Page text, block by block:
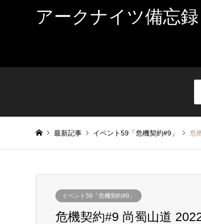
アークナイツ備忘録
最新記事 イベント59「危機契約#9」 危
イベント59「危機契約#9」
危機契約#9 尚蜀山道